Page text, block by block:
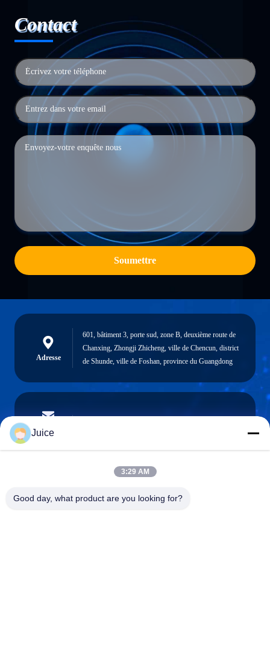
Contact
Soumettre
Adresse
601, bâtiment 3, porte sud, zone B, deuxième route de
Chanxing, Zhongji Zhicheng, ville de Chencun, district
de Shunde, ville de Foshan, province du Guangdong
Email
Téléphone
Juice
3:29 AM
Good day, what product are you looking for?